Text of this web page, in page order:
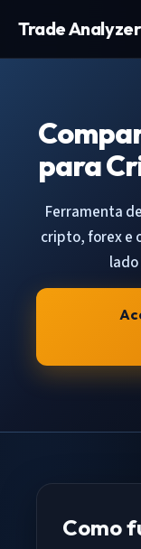
Trade
para
Ferramenta
cripto, forex e
Como